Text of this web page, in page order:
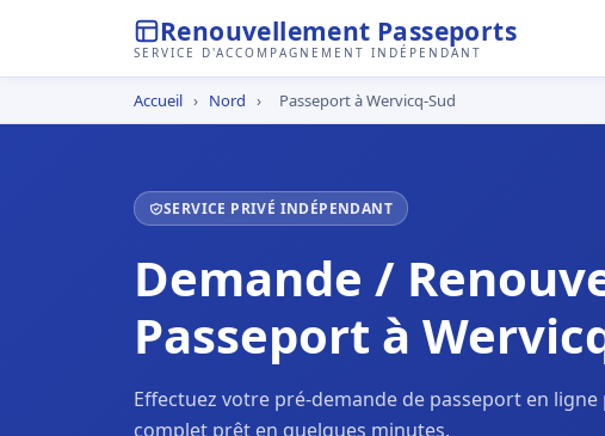
Renouvellement Passeports
SERVICE D'ACCOMPAGNEMENT INDÉPENDANT
Accueil › Nord › Passeport à Wervicq-Sud
SERVICE PRIVÉ INDÉPENDANT
Demande /
Passeport à
Effectuez votre pré-demande de passeport en ligne
complet prêt en quelques minutes.